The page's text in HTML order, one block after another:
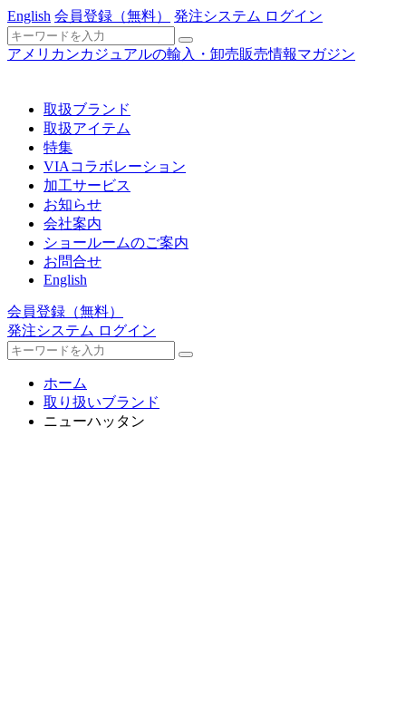
English 会員登録 （無料） 発注システム ログイン
アメリカンカジュアルの輸入・卸売販売情報マガジン
取扱ブランド
取扱アイテム
特集
VIAコラボレーション
加工サービス
お知らせ
会社案内
ショールームのご案内
お問合せ
English
会員登録 （無料）
発注システム ログイン
ホーム
取り扱いブランド
ニューハッタン